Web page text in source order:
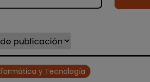
y Tecnología